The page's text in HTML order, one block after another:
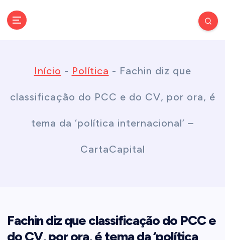
Início - Política - Fachin diz que
classificação do PCC e do CV, por ora, é
tema da ‘política internacional’ –
CartaCapital
Fachin diz que classificação do PCC e
do CV, por ora, é tema da ‘política